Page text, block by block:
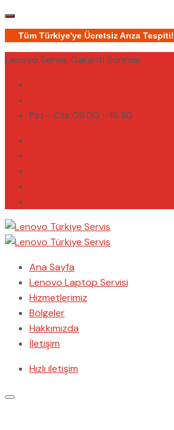
Tüm Türkiye'ye Ücretsiz Arıza Tespiti!
Lenovo Servis, Garanti Sonrası
Pzt - Cts 09.00 - 19.30
Ana Sayfa
Lenovo Laptop Servisi
Hizmetlerimiz
Bölgeler
Hakkımızda
İletişim
Hızlı iletişim